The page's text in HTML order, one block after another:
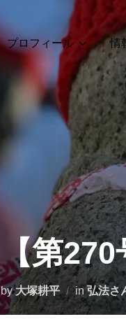
プロフィール 情
【第
by大塚耕平 in 弘法さ